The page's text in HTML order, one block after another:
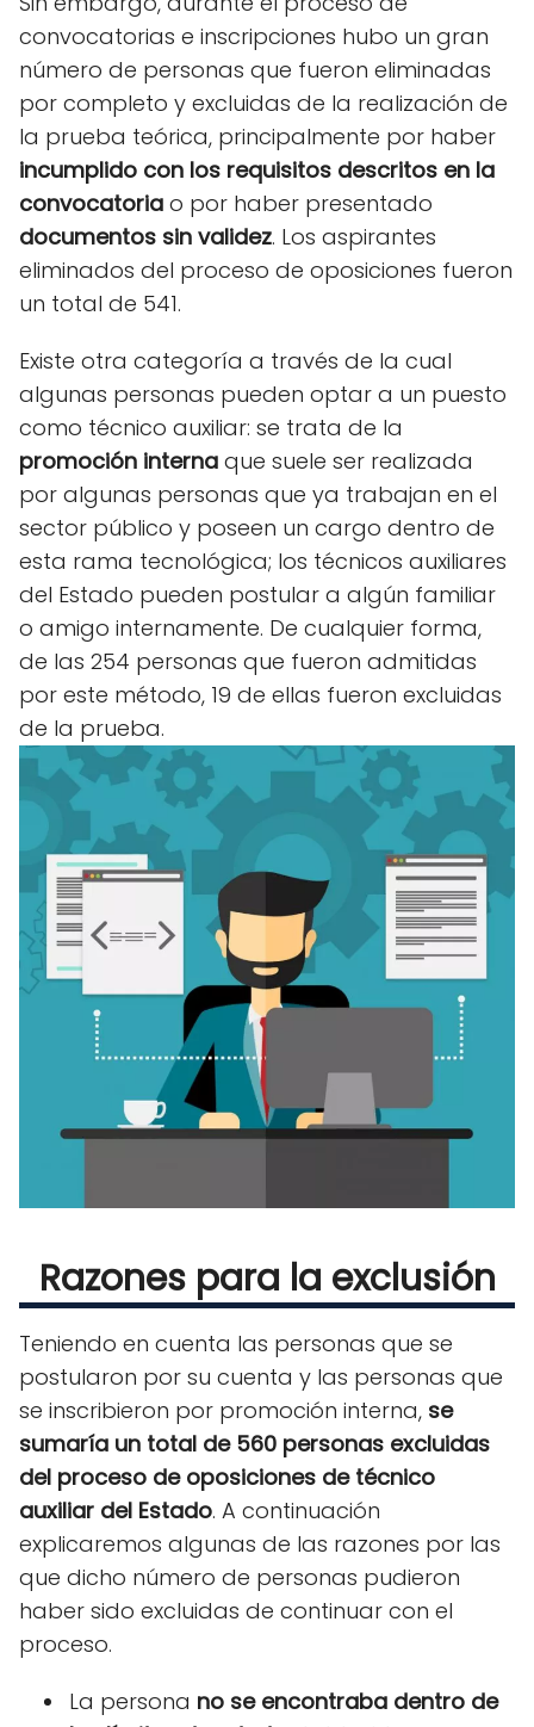
convocatorias e inscripciones hubo un gran
número de personas que fueron eliminadas
por completo y excluidas de la realización de
la prueba teórica, principalmente por haber
incumplido con los requisitos descritos en la
convocatoria o por haber presentado
documentos sin validez. Los aspirantes
eliminados del proceso de oposiciones fueron
un total de 541.
Existe otra categoría a través de la cual
algunas personas pueden optar a un puesto
como técnico auxiliar: se trata de la
promoción interna que suele ser realizada
por algunas personas que ya trabajan en el
sector público y poseen un cargo dentro de
esta rama tecnológica; los técnicos auxiliares
del Estado pueden postular a algún familiar
o amigo internamente. De cualquier forma,
de las 254 personas que fueron admitidas
por este método, 19 de ellas fueron excluidas
de la prueba.
Razones para la exclusión
Teniendo en cuenta las personas que se
postularon por su cuenta y las personas que
se inscribieron por promoción interna, se
sumaría un total de 560 personas excluidas
del proceso de oposiciones de técnico
auxiliar del Estado. A continuación
explicaremos algunas de las razones por las
que dicho número de personas pudieron
haber sido excluidas de continuar con el
proceso.
La persona no se encontraba dentro de